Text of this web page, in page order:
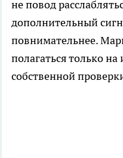
не повод
дополнительный
повнимательнее.
полагаться только
собственной